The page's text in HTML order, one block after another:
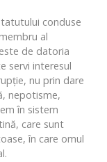
conduse
al
de datoria
servi interesul
nu prin dare
nepotisme,
în sistem
care sunt
în care omul